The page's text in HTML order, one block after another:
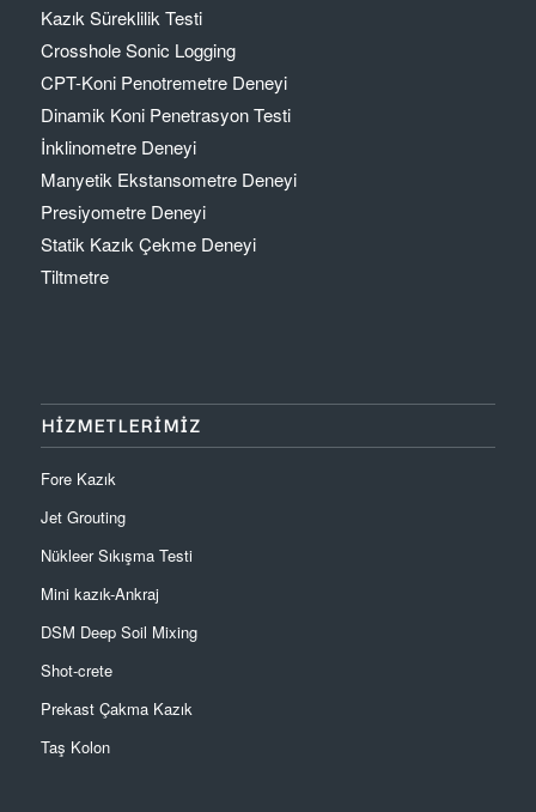
Kazık Süreklilik Testi
Crosshole Sonic Logging
CPT-Koni Penotremetre Deneyi
Dinamik Koni Penetrasyon Testi
İnklinometre Deneyi
Manyetik Ekstansometre Deneyi
Presiyometre Deneyi
Statik Kazık Çekme Deneyi
Tiltmetre
HİZMETLERİMİZ
Fore Kazık
Jet Grouting
Nükleer Sıkışma Testi
Mini kazık-Ankraj
DSM Deep Soil Mixing
Shot-crete
Prekast Çakma Kazık
Taş Kolon